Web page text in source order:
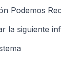
Podemos
la siguiente